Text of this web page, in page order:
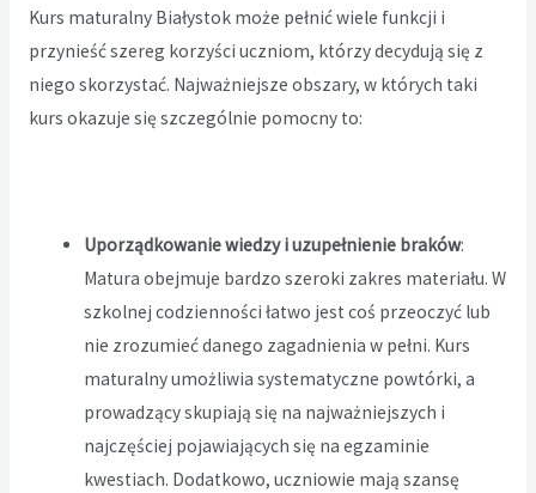
Kurs maturalny Białystokmoże pełnić wiele funkcji i
przynieść szereg korzyści uczniom, którzy decydują się z
niego skorzystać. Najważniejsze obszary, w których taki
kurs okazuje się szczególnie pomocny to:
Uporządkowanie wiedzy i uzupełnienie braków:
Matura obejmuje bardzo szeroki zakres materiału. W
szkolnej codzienności łatwo jest coś przeoczyć lub
nie zrozumieć danego zagadnienia w pełni. Kurs
maturalny umożliwia systematyczne powtórki, a
prowadzący skupiają się na najważniejszych i
najczęściej pojawiających się na egzaminie
kwestiach. Dodatkowo, uczniowie mają szansę